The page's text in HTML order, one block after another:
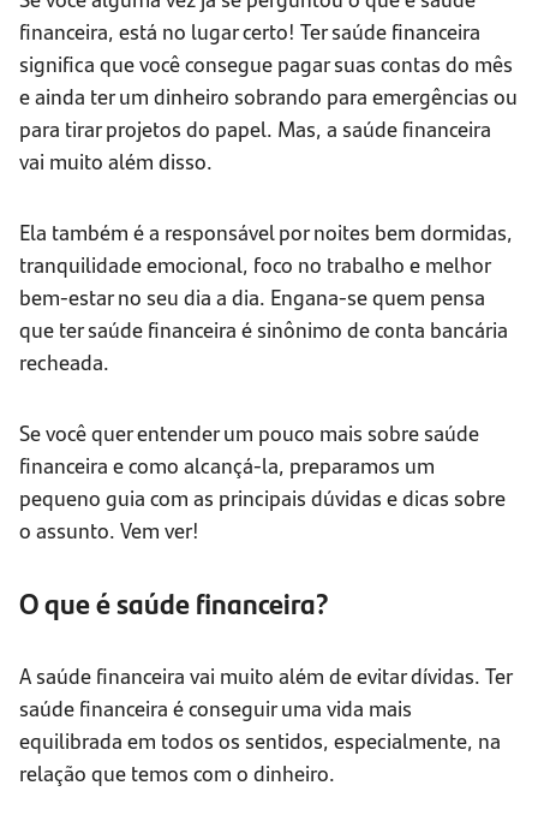
financeira, está no lugar certo! Ter saúde financeira
significa que você consegue pagar suas contas do mês
e ainda ter um dinheiro sobrando para emergências ou
para tirar projetos do papel. Mas, a saúde financeira
vai muito além disso.
Ela também é a responsável por noites bem dormidas,
tranquilidade emocional, foco no trabalho e melhor
bem-estar no seu dia a dia. Engana-se quem pensa
que ter saúde financeira é sinônimo de conta bancária
recheada.
Se você quer entender um pouco mais sobre saúde
financeira e como alcançá-la, preparamos um
pequeno guia com as principais dúvidas e dicas sobre
o assunto. Vem ver!
O que é saúde financeira?
A saúde financeira vai muito além de evitar dívidas. Ter
saúde financeira é conseguir uma vida mais
equilibrada em todos os sentidos, especialmente, na
relação que temos com o dinheiro.